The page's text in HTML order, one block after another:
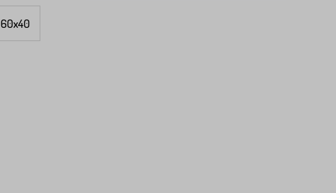
60x40